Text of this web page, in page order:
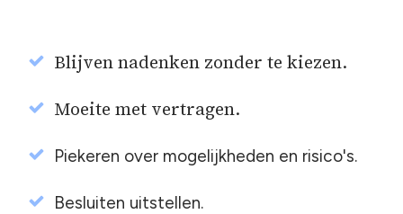
Blijven nadenken zonder te kiezen.
Moeite met vertragen.
Piekeren over mogelijkheden en risico's.
Besluiten uitstellen.